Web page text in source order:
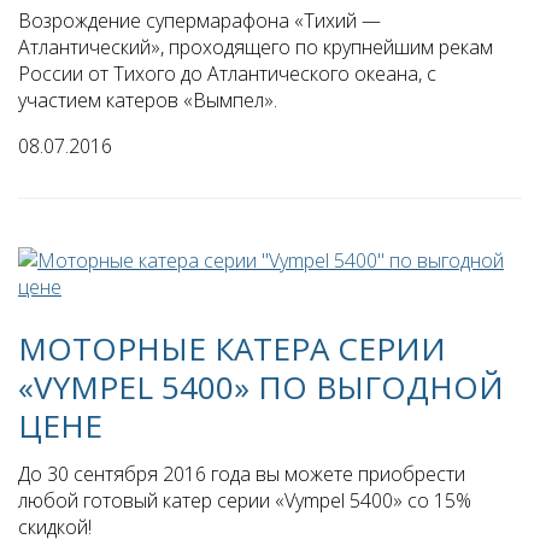
Возрождение супермарафона «Тихий —
Атлантический», проходящего по крупнейшим рекам
России от Тихого до Атлантического океана, с
участием катеров «Вымпел».
08.07.2016
МОТОРНЫЕ КАТЕРА СЕРИИ
«VYMPEL 5400» ПО ВЫГОДНОЙ
ЦЕНЕ
До 30 сентября 2016 года вы можете приобрести
любой готовый катер серии «Vympel 5400» со 15%
скидкой!